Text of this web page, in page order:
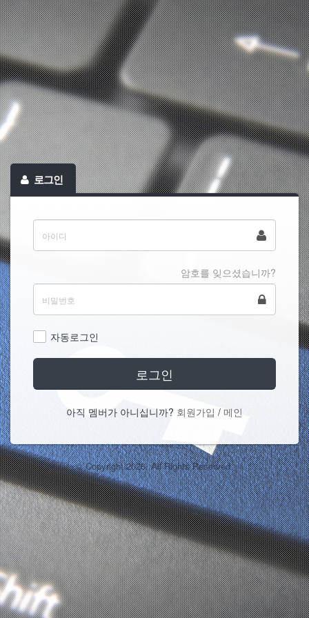
로그인
암호를 잊으셨습니까?
자동로그인
로그인
아직 멤버가 아니십니까? 회원가입 / 메인
© Copyright 2026. All Rights Reserved.